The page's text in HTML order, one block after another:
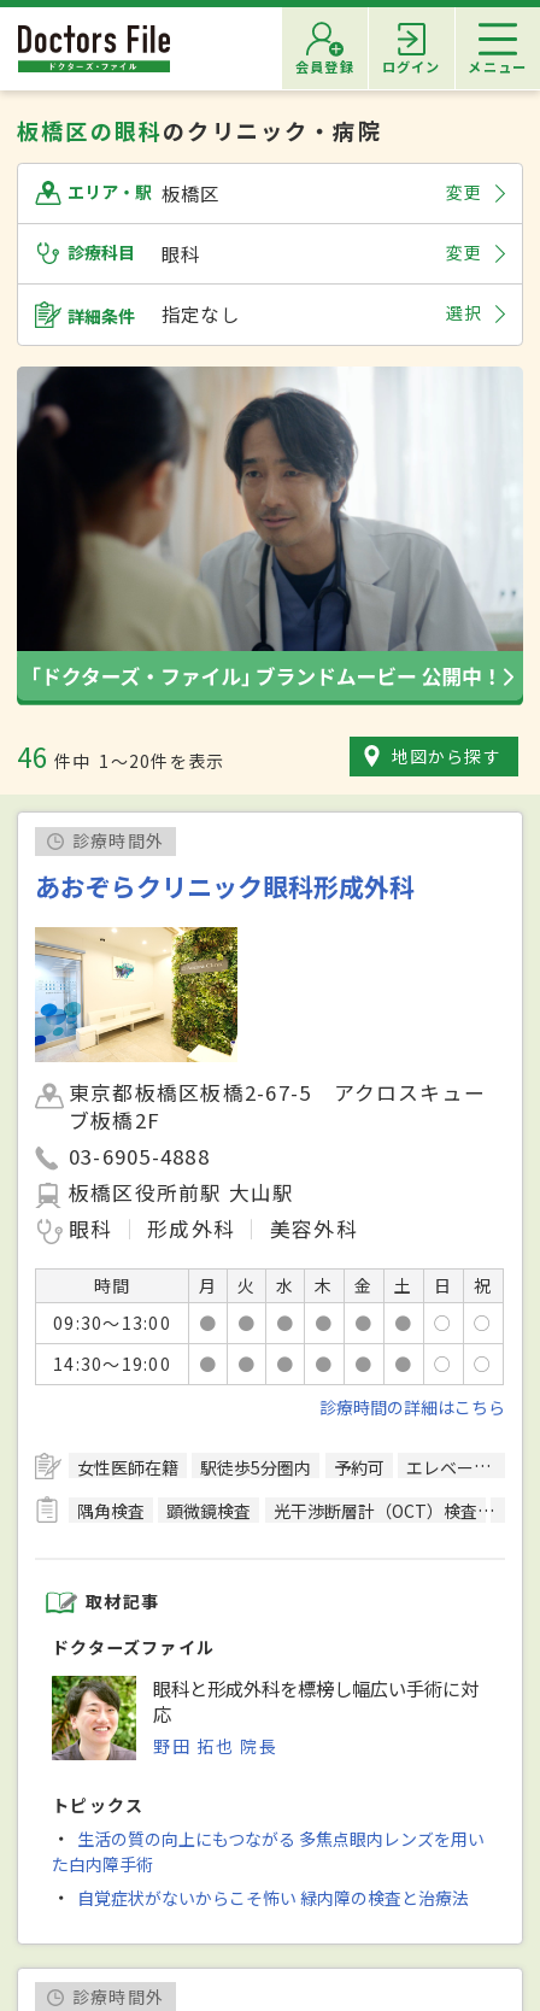
会員登録 ログイン メニュー
板橋区の眼科のクリニック・病院
エリア・駅 板橋区 変更
診療科目 眼科 変更
詳細条件 指定なし 選択
46 件中 1〜20件を表示 地図から探す
診療時間外
あおぞらクリニック眼科形成外科
東京都板橋区板橋2-67-5 アクロスキュー
ブ板橋2F
03-6905-4888
板橋区役所前駅 大山駅
眼科
形成外科 美容外科
時間 月 火 水 木 金 土 日
祝
09:30～13:00
● ● ● ● ● ● ○
○
14:30～19:00
● ● ● ● ● ● ○
○
診療時間の詳細はこちら
女性医師在籍 駅徒歩5分圏内 予約可
エレベーターあり
隅角検査
顕微鏡検査 光干渉断層計（OCT）検査
取材記事
ドクターズファイル
眼科と形成外科を標榜し幅広い手術に対
応
野田 拓也 院長
トピックス
・ 生活の質の向上にもつながる 多焦点眼内レンズを用い
た白内障手術
・ 自覚症状がないからこそ怖い 緑内障の検査と治療法
診療時間外